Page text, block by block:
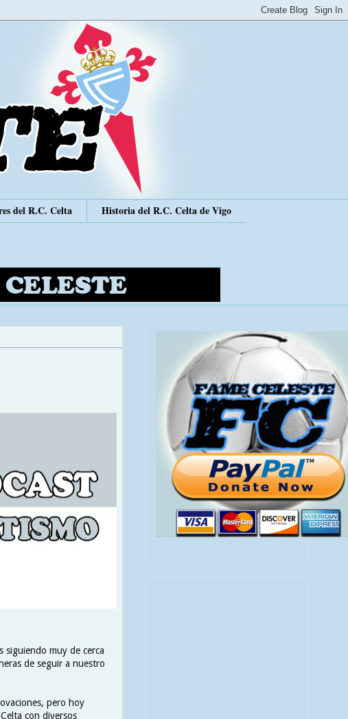
del R.C. Celta
Historia del R.C. Celta de Vigo
siguiendo muy de cerca
de seguir a nuestro
pero hoy
con diversos